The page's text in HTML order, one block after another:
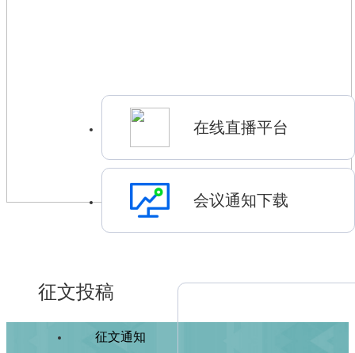
在线直播平台
会议通知下载
征文投稿
征文通知